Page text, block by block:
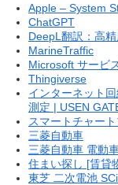
Apple – System
ChatGPT
DeepL翻訳：高
MarineTraffic
Microsoft サービ
Thingiverse
インターネット
測定 | USEN
スマートチャー
三菱自動車
三菱自動車 電動
住まい探し [賃貸
東芝 二次電池